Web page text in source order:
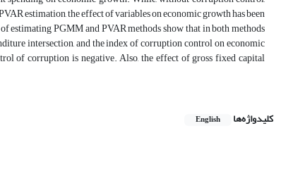
estimation, the effect of variables on economic growth has been
estimating PGMM and PVAR methods show that in both methods
intersection, and the index of corruption control on economic
of corruption is negative. Also, the effect of gross fixed capital
کلیدواژه‌ها English